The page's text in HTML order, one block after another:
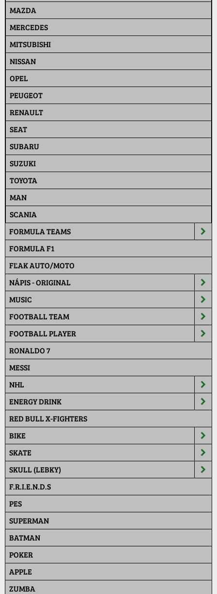
MAZDA
MERCEDES
MITSUBISHI
NISSAN
OPEL
PEUGEOT
RENAULT
SEAT
SUBARU
SUZUKI
TOYOTA
MAN
SCANIA
FORMULA TEAMS
FORMULA F1
FĽAK AUTO/MOTO
NÁPIS - ORIGINAL
MUSIC
FOOTBALL TEAM
FOOTBALL PLAYER
RONALDO 7
MESSI
NHL
ENERGY DRINK
RED BULL X-FIGHTERS
BIKE
SKATE
SKULL (LEBKY)
F.R.I.E.N.D.S
PES
SUPERMAN
BATMAN
POKER
APPLE
ZUMBA